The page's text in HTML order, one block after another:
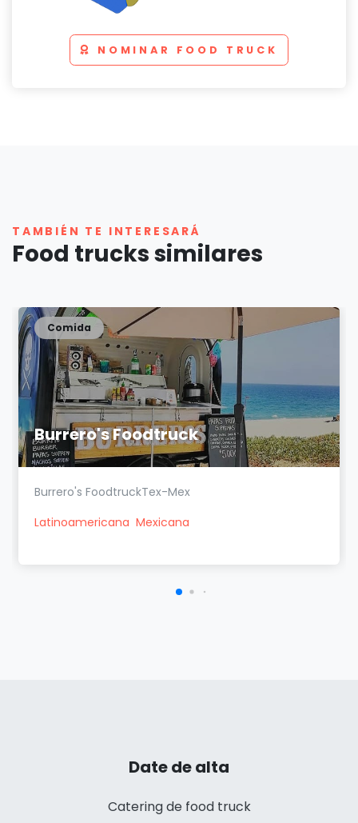
NOMINAR FOOD TRUCK
TAMBIÉN TE INTERESARÁ
Food trucks similares
Burrero's Foodtruck
Comida
Burrero's FoodtruckTex-Mex
Latinoamericana Mexicana
Date de alta
Catering de food truck